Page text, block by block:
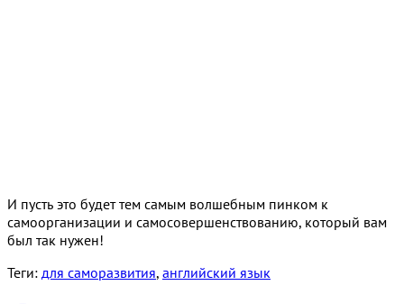
И пусть это будет тем самым волшебным пинком к
самоорганизации и самосовершенствованию, который вам
был так нужен!
Теги: для саморазвития, английский язык